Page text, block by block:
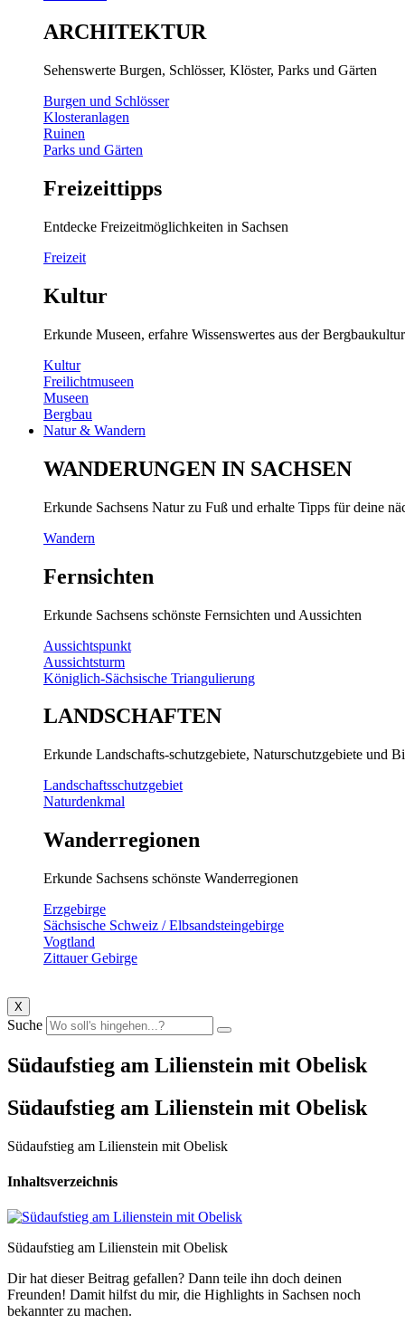
ARCHITEKTUR
Sehenswerte Burgen, Schlösser, Klöster, Parks und Gärten
Burgen und Schlösser
Klosteranlagen
Ruinen
Parks und Gärten
Freizeittipps
Entdecke Freizeitmöglichkeiten in Sachsen
Freizeit
Kultur
Erkunde Museen, erfahre Wissenswertes aus der
Kultur
Freilichtmuseen
Museen
Bergbau
Natur & Wandern
WANDERUNGEN IN SACHSEN
Erkunde Sachsens Natur zu Fuß und erhalte Tipps für deine
Wandern
Fernsichten
Erkunde Sachsens schönste Fernsichten und Aussichten
Aussichtspunkt
Aussichtsturm
Königlich-Sächsische Triangulierung
LANDSCHAFTEN
Erkunde Landschafts-schutzgebiete, Naturschutzgebiete und
Landschaftsschutzgebiet
Naturdenkmal
Wanderregionen
Erkunde Sachsens schönste Wanderregionen
Erzgebirge
Sächsische Schweiz / Elbsandsteingebirge
Vogtland
Zittauer Gebirge
X
Suche
Südaufstieg am Lilienstein mit Obelisk
Südaufstieg am Lilienstein mit Obelisk
Südaufstieg am Lilienstein mit Obelisk
Inhaltsverzeichnis
Südaufstieg am Lilienstein mit Obelisk
Dir hat dieser Beitrag gefallen? Dann teile ihn doch deinen
Freunden! Damit hilfst du mir, die Highlights in Sachsen noch
bekannter zu machen.